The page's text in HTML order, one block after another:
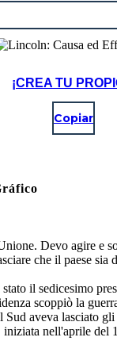
¡CREA TU
Copiar
Devo agire e
che il paese sia
il sedicesimo
scoppiò la
Sud aveva lasciato
nell'aprile del